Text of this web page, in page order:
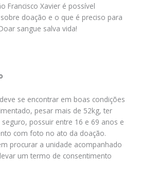
Francisco Xavier é possível
doação e o que é preciso para
sangue salva vida!
se encontrar em boas condições
pesar mais de 52kg, ter
possuir entre 16 e 69 anos e
com foto no ato da doação.
procurar a unidade acompanhado
um termo de consentimento